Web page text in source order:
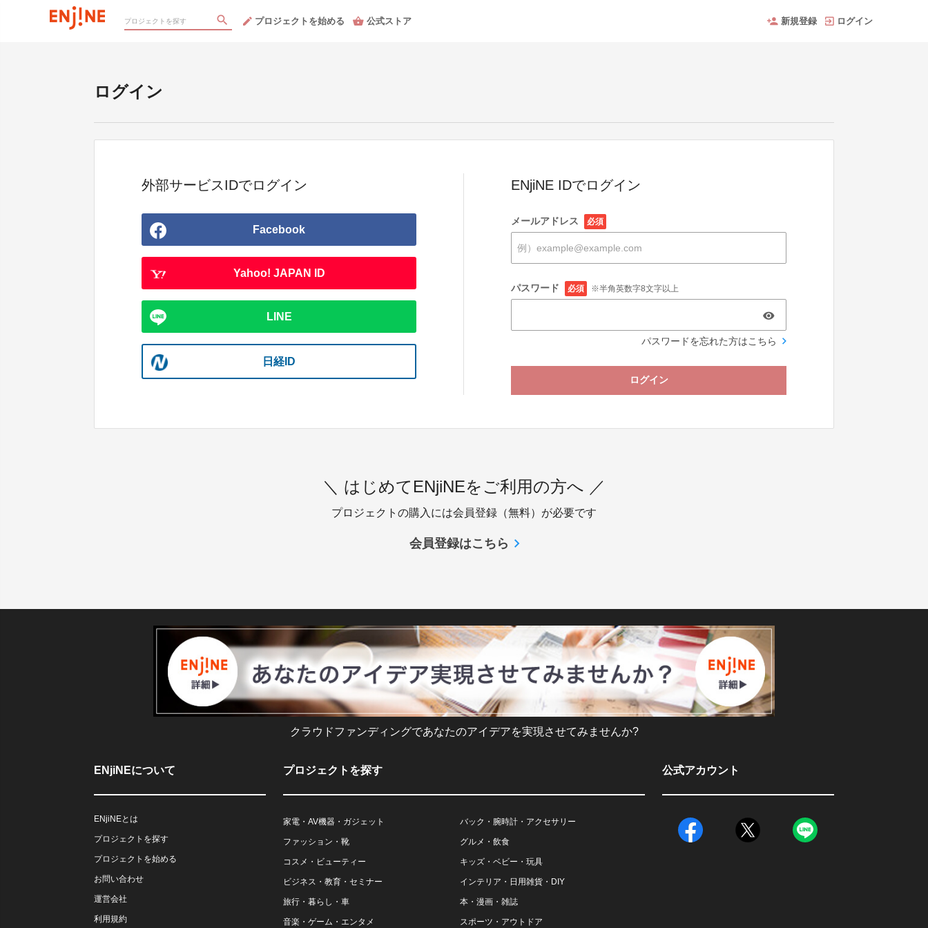
プロジェクトを始める 公式ストア 新規登録 ログイン
ログイン
外部サービスIDでログイン
Facebook
Yahoo! JAPAN ID
LINE
日経ID
ENjiNE IDでログイン
メールアドレス 必須
パスワード 必須 ※半角英数字8文字以上
パスワードを忘れた方はこちら
ログイン
＼ はじめてENjiNEをご利用の方へ ／
プロジェクトの購入には会員登録（無料）が必要です
会員登録はこちら
クラウドファンディングであなたのアイデアを実現させてみませんか?
ENjiNEについて
ENjiNEとは
プロジェクトを探す
プロジェクトを始める
お問い合わせ
運営会社
利用規約
プロジェクトを探す
家電・AV機器・ガジェット バック・腕時計・アクセサリー
ファッション・靴 グルメ・飲食
コスメ・ビューティー キッズ・ベビー・玩具
ビジネス・教育・セミナー インテリア・日用雑貨・DIY
旅行・暮らし・車 本・漫画・雑誌
音楽・ゲーム・エンタメ スポーツ・アウトドア
公式アカウント